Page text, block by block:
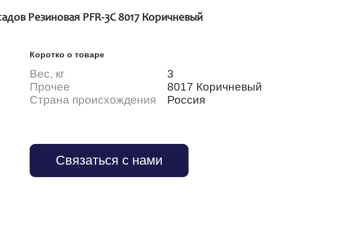
Резиновая PFR-3C 8017 Коричневый
Коротко о товаре
Вес, кг
3
Прочее
8017 Коричневый
Страна происхождения
Россия
Связаться с нами